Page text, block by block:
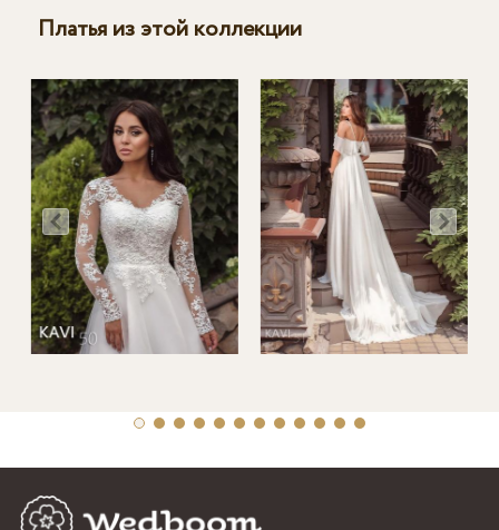
Платья из этой коллекции